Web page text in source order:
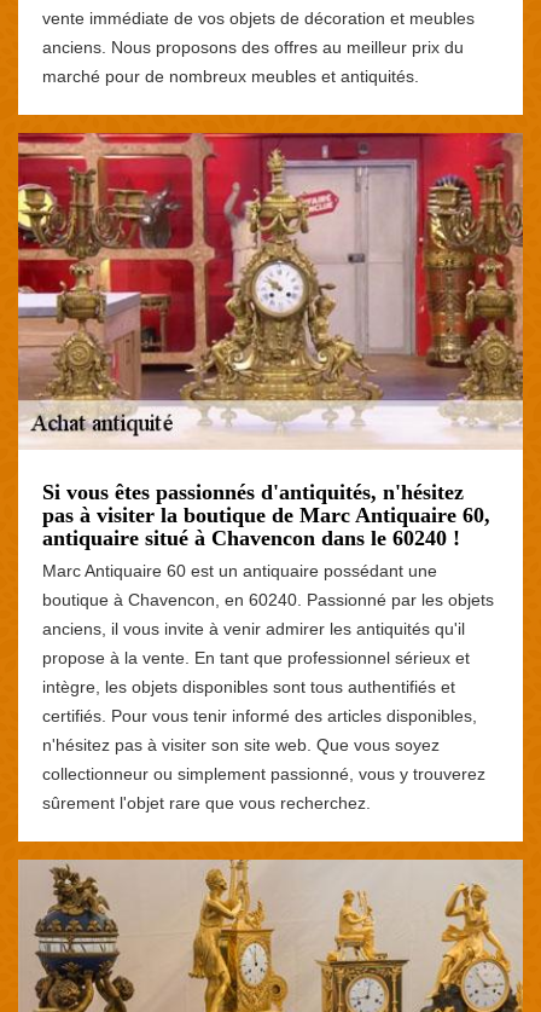
vente immédiate de vos objets de décoration et meubles
anciens. Nous proposons des offres au meilleur prix du
marché pour de nombreux meubles et antiquités.
Si vous êtes passionnés d'antiquités, n'hésitez
pas à visiter la boutique de Marc Antiquaire 60,
antiquaire situé à Chavencon dans le 60240 !
Marc Antiquaire 60 est un antiquaire possédant une
boutique à Chavencon, en 60240. Passionné par les objets
anciens, il vous invite à venir admirer les antiquités qu'il
propose à la vente. En tant que professionnel sérieux et
intègre, les objets disponibles sont tous authentifiés et
certifiés. Pour vous tenir informé des articles disponibles,
n'hésitez pas à visiter son site web. Que vous soyez
collectionneur ou simplement passionné, vous y trouverez
sûrement l'objet rare que vous recherchez.